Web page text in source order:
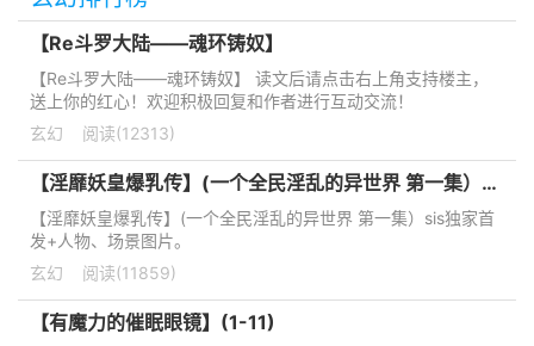
【Re斗罗大陆——魂环铸奴】
【Re斗罗大陆——魂环铸奴】 读文后请点击右上角支持楼主，
送上你的红心！欢迎积极回复和作者进行互动交流！
玄幻
阅读(12313)
【淫靡妖皇爆乳传】(一个全民淫乱的异世界 第一集）sis独家首发+人物、场景图片。
【淫靡妖皇爆乳传】(一个全民淫乱的异世界 第一集）sis独家首
发+人物、场景图片。
玄幻
阅读(11859)
【有魔力的催眠眼镜】(1-11)